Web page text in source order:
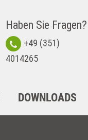
Haben Sie Fragen?
+49 (351)
4014265
DOWNLOADS